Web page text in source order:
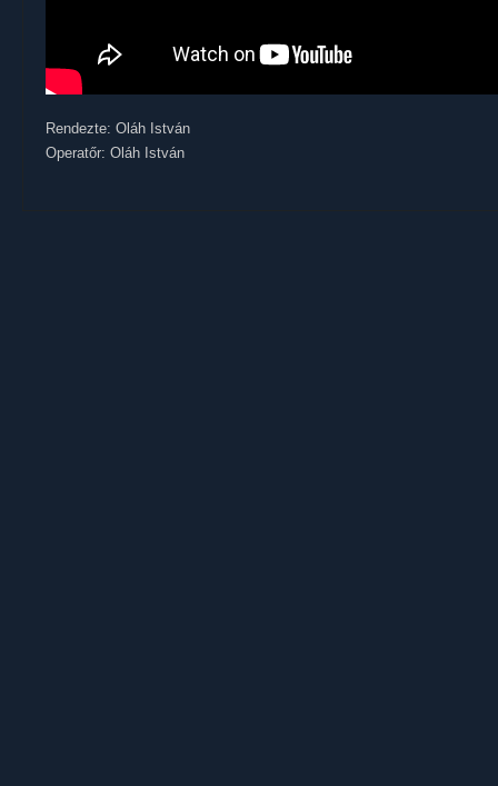
Rendezte: Oláh István
Operatőr: Oláh István